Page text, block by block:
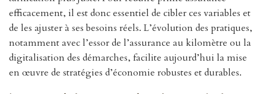
efficacement, il est donc essentiel de cibler ces variables et
de les ajuster à ses besoins réels. L’évolution des pratiques,
notamment avec l’essor de l’assurance au kilomètre ou la
digitalisation des démarches, facilite aujourd’hui la mise
en œuvre de stratégies d’économie robustes et durables.